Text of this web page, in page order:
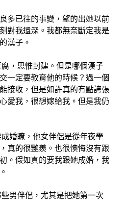
已往的事變，望的出她以前
對我還深。我都無奈斷定我是
漢子。
思惟封建。但是哪個漢子
一定要教育他的時候？過一個
接收，但是如許真的有點誇張
愛我，很想嫁給我。但是我仍
瞭，他女伴侶是從年夜學
真的很艷羨。也很懊悔沒有跟
。假如真的要我跟她成婚，我
伴侶，尤其是把她第一次